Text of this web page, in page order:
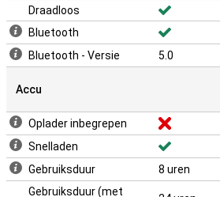
Draadloos
Bluetooth
Bluetooth - Versie
5.0
Accu
Oplader inbegrepen
Snelladen
Gebruiksduur
8 uren
Gebruiksduur (met